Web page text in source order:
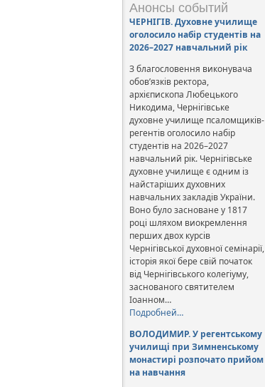
Анонсы событий
ЧЕРНІГІВ. Духовне училище
оголосило набір студентів на
2026–2027 навчальний рік
З благословення виконувача
обов’язків ректора,
архієпископа Любецького
Никодима, Чернігівське
духовне училище псаломщиків-
регентів оголосило набір
студентів на 2026–2027
навчальний рік. Чернігівське
духовне училище є одним із
найстаріших духовних
навчальних закладів України.
Воно було засноване у 1817
році шляхом виокремлення
перших двох курсів
Чернігівської духовної семінарії,
історія якої бере свій початок
від Чернігівського колегіуму,
заснованого святителем
Іоанном…
Подробней…
ВОЛОДИМИР. У регентському
училищі при Зимненському
монастирі розпочато прийом
на навчання